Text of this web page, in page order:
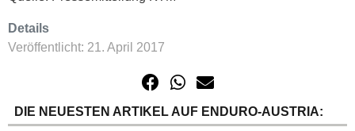
Details
Veröffentlicht: 21. April 2017
DIE NEUESTEN ARTIKEL AUF ENDURO-AUSTRIA: